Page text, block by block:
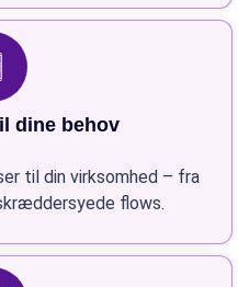
dine behov
til din virksomhed – fra
flows.